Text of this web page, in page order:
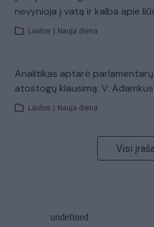
nevynioja į vatą ir kalba apie
Laidos Nauja diena
Analitikas aptarė
atostogų klausimą: V.
Laidos Nauja diena
Visi